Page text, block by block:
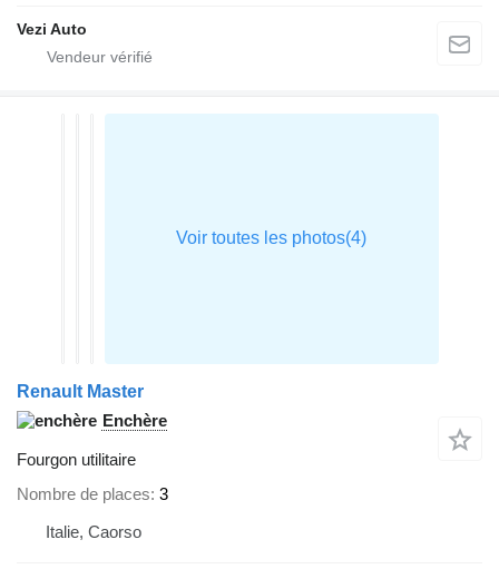
Vezi Auto
Renault Master
Enchère
Fourgon utilitaire
Nombre de places 3
Italie, Caorso